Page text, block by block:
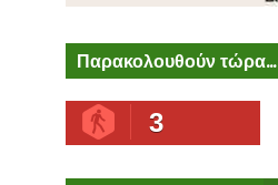
Παρακολουθούν τώρα...
3